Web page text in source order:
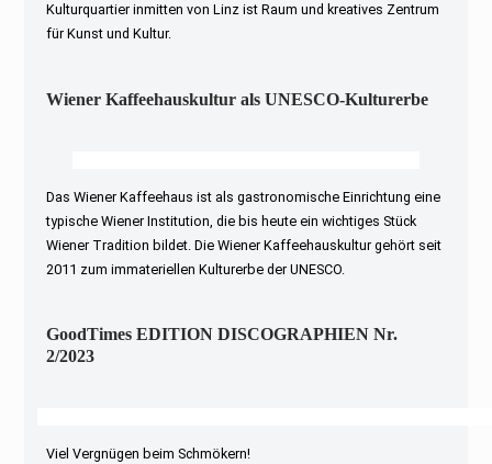
Kulturquartier inmitten von Linz ist Raum und kreatives Zentrum
für Kunst und Kultur.
Wiener Kaffeehauskultur als UNESCO-Kulturerbe
Das Wiener Kaffeehaus ist als gastronomische Einrichtung eine
typische Wiener Institution, die bis heute ein wichtiges Stück
Wiener Tradition bildet. Die Wiener Kaffeehauskultur gehört seit
2011 zum immateriellen Kulturerbe der UNESCO.
GoodTimes EDITION DISCOGRAPHIEN Nr.
2/2023
Viel Vergnügen beim Schmökern!